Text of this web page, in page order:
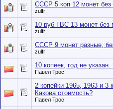
СССР 5 коп 12 монет без
zulfr
10 руб ГВС 13 монет без
zulfr
СССР 9 монет разные,
zulfr
10 копеек, год не указан.
Павел Трос
2 копейки 1965, 1963 и 3
Какова стоимость?
Павел Трос